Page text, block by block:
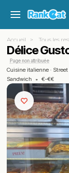
Accueil Tous les
Délice
Page non attribuée
Cuisine italienne ·
Sandwich
• €-€€